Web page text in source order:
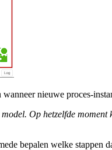
nieuwe proces-
Op hetzelfde moment
bepalen welke stappen